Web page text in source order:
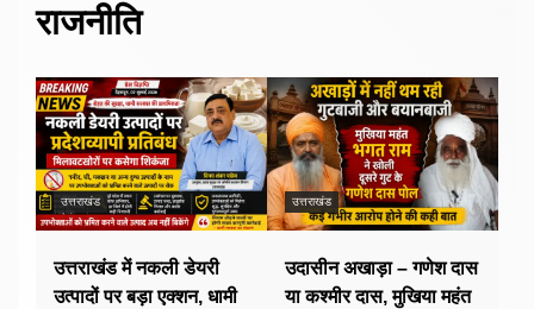
राजनीति
उत्तराखंड
उत्तराखंड में नकली डेयरी
उत्पादों पर बड़ा एक्शन, धामी
उत्तराखंड
उदासीन अखाड़ा – गणेश दास
या कश्मीर दास, मुखिया महंत